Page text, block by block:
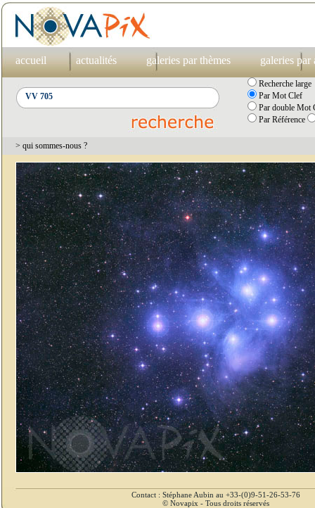
accueil actualités galeries par thèmes galeries par
Recherche large
Par Mot Clef
Par double Mot
Par Référence
> qui sommes-nous ?
Contact : Stéphane Aubin au +33-(0)9-51-26-53-76
© Novapix - Tous droits réservés